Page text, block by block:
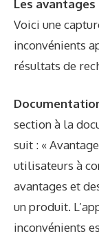
Les
Voici une
inconvénients
résultats de
section à la
suit : «
utilisateurs à
avantages et
un produit.
inconvénients